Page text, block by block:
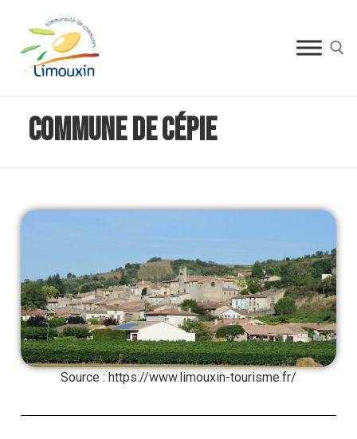
Commune de Cépie
Source : https://www.limouxin-tourisme.fr/